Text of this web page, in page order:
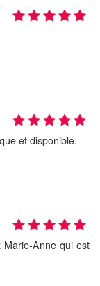
et disponible.
Marie-Anne qui est